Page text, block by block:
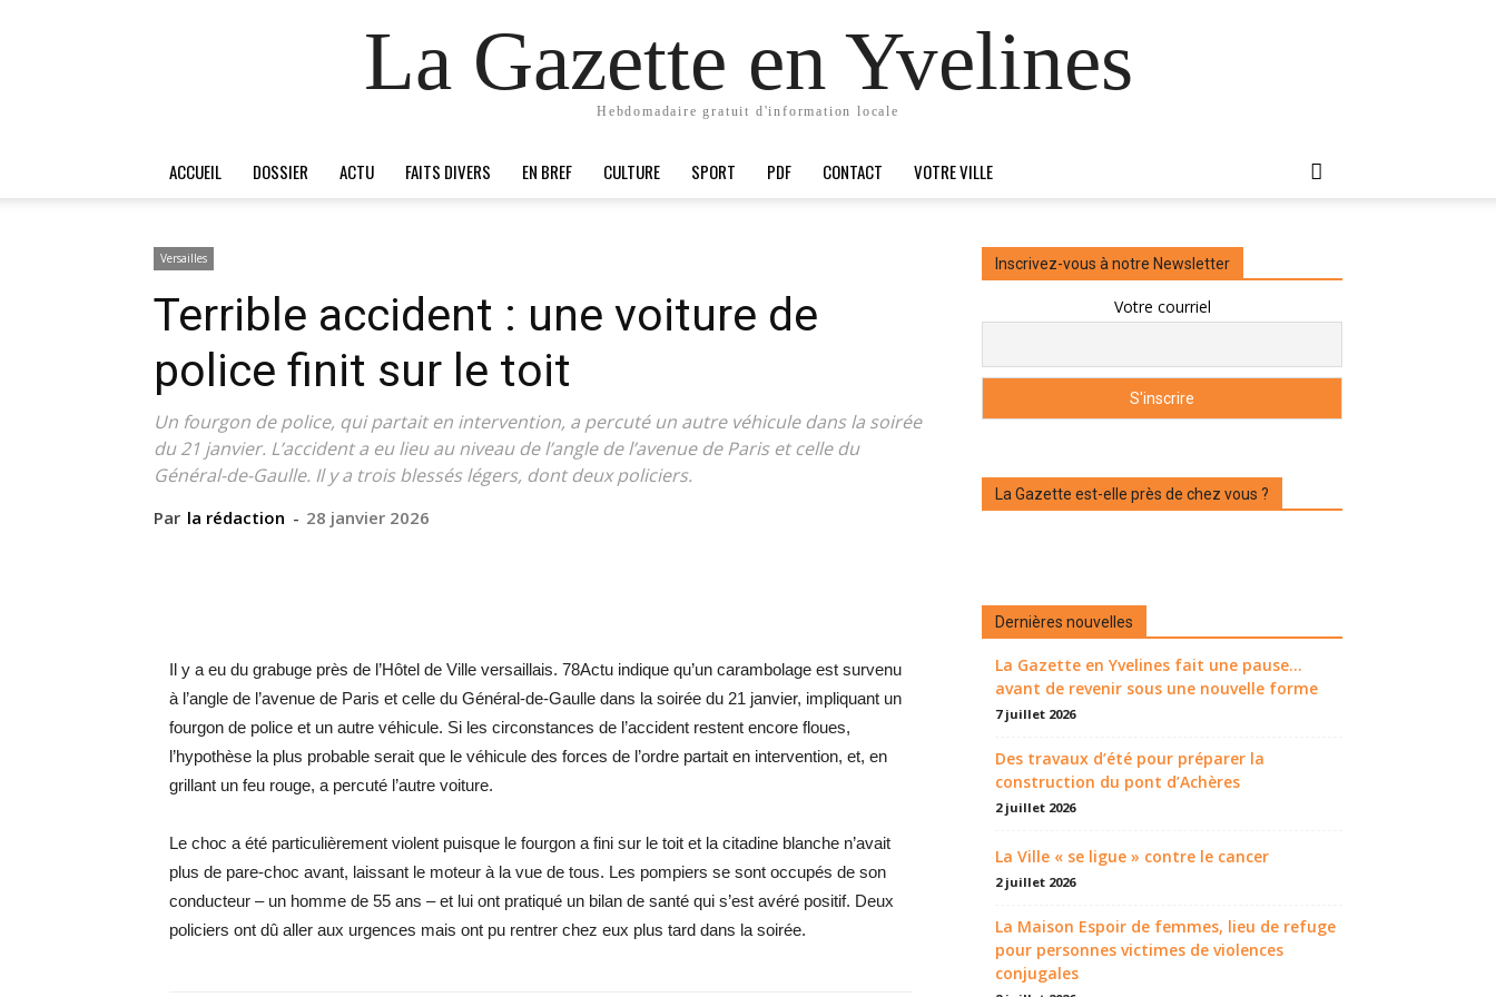
La Gazette en Yvelines
Hebdomadaire gratuit d'information locale
ACCUEIL DOSSIER ACTU FAITS DIVERS EN BREF CULTURE SPORT PDF CONTACT VOTRE VILLE
Versailles
Terrible accident : une voiture de
police finit sur le toit
Un fourgon de police, qui partait en intervention, a percuté un autre véhicule dans la soirée
du 21 janvier. L’accident a eu lieu au niveau de l’angle de l’avenue de Paris et celle du
Général-de-Gaulle. Il y a trois blessés légers, dont deux policiers.
Par la rédaction - 28 janvier 2026
Il y a eu du grabuge près de l’Hôtel de Ville versaillais. 78Actu indique qu’un carambolage est survenu
à l’angle de l’avenue de Paris et celle du Général-de-Gaulle dans la soirée du 21 janvier, impliquant un
fourgon de police et un autre véhicule. Si les circonstances de l’accident restent encore floues,
l’hypothèse la plus probable serait que le véhicule des forces de l’ordre partait en intervention, et, en
grillant un feu rouge, a percuté l’autre voiture.
Le choc a été particulièrement violent puisque le fourgon a fini sur le toit et la citadine blanche n’avait
plus de pare-choc avant, laissant le moteur à la vue de tous. Les pompiers se sont occupés de son
conducteur – un homme de 55 ans – et lui ont pratiqué un bilan de santé qui s’est avéré positif. Deux
policiers ont dû aller aux urgences mais ont pu rentrer chez eux plus tard dans la soirée.
Inscrivez-vous à notre Newsletter
Votre courriel
La Gazette est-elle près de chez vous ?
Dernières nouvelles
La Gazette en Yvelines fait une pause...
avant de revenir sous une nouvelle forme
7 juillet 2026
Des travaux d’été pour préparer la
construction du pont d’Achères
2 juillet 2026
La Ville « se ligue » contre le cancer
2 juillet 2026
La Maison Espoir de femmes, lieu de refuge
pour personnes victimes de violences
conjugales